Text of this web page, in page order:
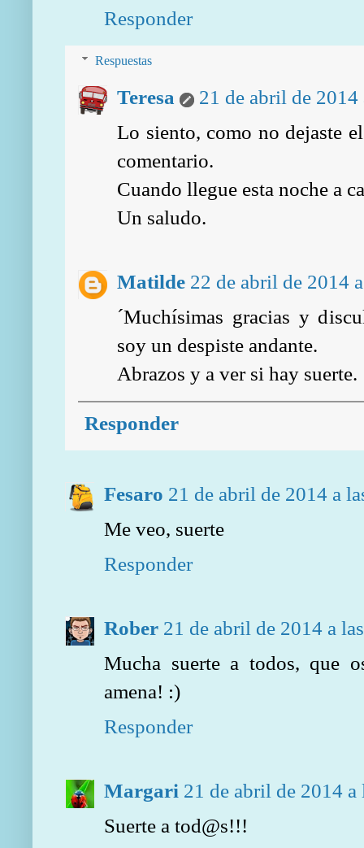
Responder
Respuestas
Teresa
21 de abril de 2014
Lo siento, como no dejaste
comentario.
Cuando llegue esta noche a
Un saludo.
Matilde 22 de abril de 2014
´Muchísimas gracias y
soy un despiste andante.
Abrazos y a ver si hay suerte.
Responder
Fesaro 21 de abril de 2014 a
Me veo, suerte
Responder
Rober 21 de abril de 2014 a
Mucha suerte a todos, que
amena! :)
Responder
Margari 21 de abril de 2014 a
Suerte a tod@s!!!